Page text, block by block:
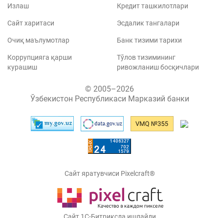
Излаш
Сайт харитаси
Очиқ маълумотлар
Коррупцияга қарши
курашиш
Кредит ташкилотлари
Эсдалик тангалари
Банк тизими тарихи
Тўлов тизимининг
ривожланиш босқичлари
© 2005–2026
Ўзбекистон Республикаси Марказий банки
Сайт яратувчиси Pixelcraft®